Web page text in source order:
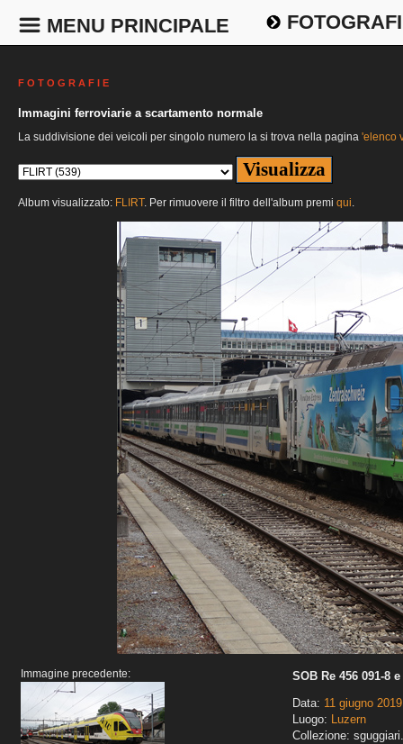
MENU PRINCIPALE
F O T O G R A F I E
Immagini ferroviarie a scartamento normale
La suddivisione dei veicoli per singolo numero la si trova nella pagina 'elenco
Album visualizzato: FLIRT. Per rimuovere il filtro dell'album premi qui.
Immagine precedente:
SOB Re 456 091-8
Data: 11 giugno 2019
Luogo: Luzern
Collezione: